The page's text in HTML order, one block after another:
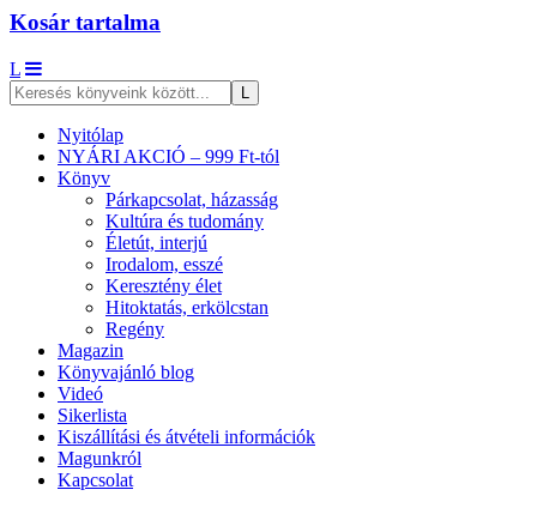
Kosár tartalma
L
Nyitólap
NYÁRI AKCIÓ – 999 Ft-tól
Könyv
Párkapcsolat, házasság
Kultúra és tudomány
Életút, interjú
Irodalom, esszé
Keresztény élet
Hitoktatás, erkölcstan
Regény
Magazin
Könyvajánló blog
Videó
Sikerlista
Kiszállítási és átvételi információk
Magunkról
Kapcsolat